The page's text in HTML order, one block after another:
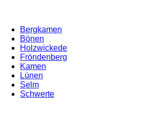
Bergkamen
Bönen
Holzwickede
Fröndenberg
Kamen
Lünen
Selm
Schwerte